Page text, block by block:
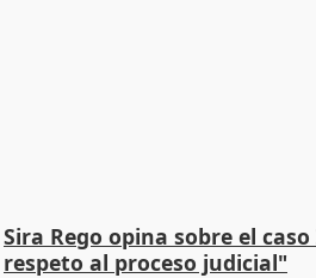
Sira Rego opina sobre el
respeto al proceso judicial"